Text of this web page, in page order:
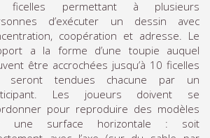
ficelles permettant à plusieurs
d’exécuter un dessin avec
coopération et adresse. Le
a la forme d’une toupie auquel
être accrochées jusqu’à 10 ficelles
seront tendues chacune par un
Les joueurs doivent se
pour reproduire des modèles
une surface horizontale : soit